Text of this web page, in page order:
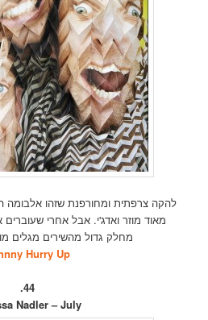
להקה צרפתית ומחורפנת שזהו אלבומה
מאוד מוזר ואדג'י. אבל אחרי
מחלק גדול מהשירים מגלים
Hurry Up
44.
Nadler – July